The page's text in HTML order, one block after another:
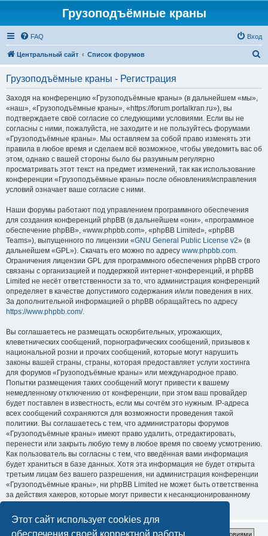
Этот сайт использует cookies для
обеспечения своей корректной работы.
Грузоподъёмные краны
FAQ Вход
Центральный сайт Список форумов
Грузоподъёмные краны - Регистрация
Заходя на конференцию «Грузоподъёмные краны» (в дальнейшем «мы»,
«наш», «Грузоподъёмные краны», «https://forum.portalkran.ru»), вы
подтверждаете своё согласие со следующими условиями. Если вы не
согласны с ними, пожалуйста, не заходите и не пользуйтесь форумами
«Грузоподъёмные краны». Мы оставляем за собой право изменять эти
правила в любое время и сделаем всё возможное, чтобы уведомить вас об
этом, однако с вашей стороны было бы разумным регулярно
просматривать этот текст на предмет изменений, так как использование
конференции «Грузоподъёмные краны» после обновления/исправления
условий означает ваше согласие с ними.
Наши форумы работают под управлением программного обеспечения
для создания конференций phpBB (в дальнейшем «они», «программное
обеспечение phpBB», «www.phpbb.com», «phpBB Limited», «phpBB
Teams»), выпущенного по лицензии «GNU General Public License v2» (в
дальнейшем «GPL»). Скачать его можно по адресу www.phpbb.com.
Ограничения лицензии GPL для программного обеспечения phpBB строго
связаны с организацией и поддержкой интернет-конференций, и phpBB
Limited не несёт ответственности за то, что администрация конференций
определяет в качестве допустимого содержания и/или поведения в них.
За дополнительной информацией о phpBB обращайтесь по адресу
https://www.phpbb.com/.
Вы соглашаетесь не размещать оскорбительных, угрожающих,
клеветнических сообщений, порнографических сообщений, призывов к
национальной розни и прочих сообщений, которые могут нарушить
законы вашей страны, страны, которая предоставляет услуги хостинга
для форумов «Грузоподъёмные краны» или международное право.
Попытки размещения таких сообщений могут привести к вашему
немедленному отключению от конференции, при этом ваш провайдер
будет поставлен в известность, если мы сочтём это нужным. IP-адреса
всех сообщений сохраняются для возможности проведения такой
политики. Вы соглашаетесь с тем, что администраторы форумов
«Грузоподъёмные краны» имеют право удалить, отредактировать,
перенести или закрыть любую тему в любое время по своему усмотрению.
Как пользователь вы согласны с тем, что введённая вами информация
будет храниться в базе данных. Хотя эта информация не будет открыта
третьим лицам без вашего разрешения, ни администрация конференции
«Грузоподъёмные краны», ни phpBB Limited не может быть ответственна
за действия хакеров, которые могут привести к несанкционированному